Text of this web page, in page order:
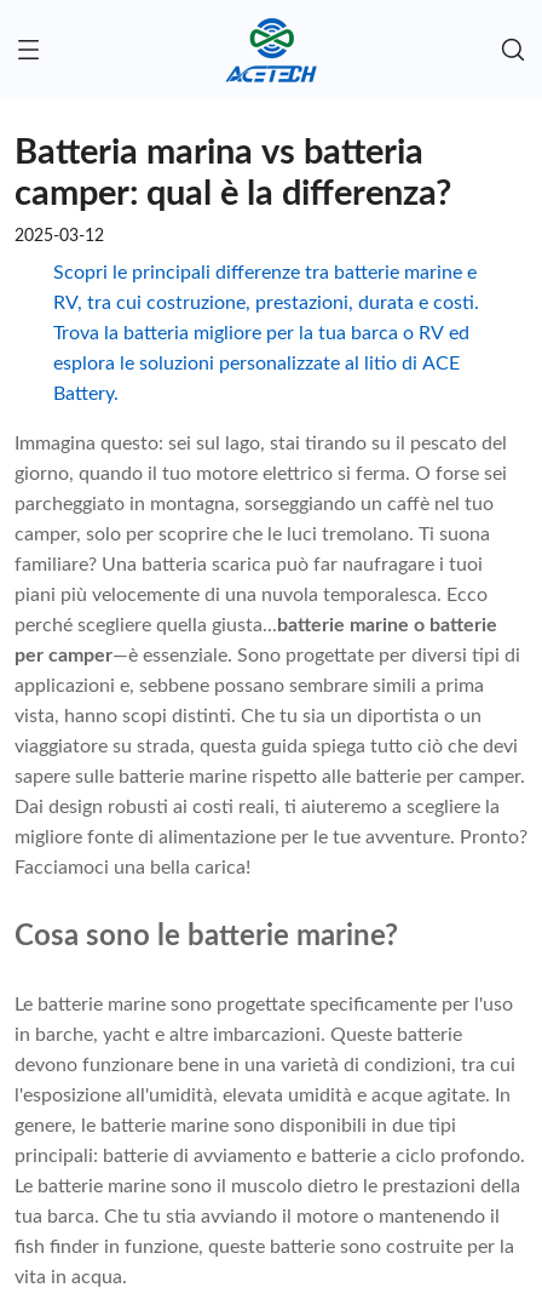
Batteria marina vs batteria
camper: qual è la differenza?
2025-03-12
Scopri le principali differenze tra batterie marine e
RV, tra cui costruzione, prestazioni, durata e costi.
Trova la batteria migliore per la tua barca o RV ed
esplora le soluzioni personalizzate al litio di ACE
Battery.
Immagina questo: sei sul lago, stai tirando su il pescato del
giorno, quando il tuo motore elettrico si ferma. O forse sei
parcheggiato in montagna, sorseggiando un caffè nel tuo
camper, solo per scoprire che le luci tremolano. Ti suona
familiare? Una batteria scarica può far naufragare i tuoi
piani più velocemente di una nuvola temporalesca. Ecco
perché scegliere quella giusta... batterie marine o batterie
per camper—è essenziale. Sono progettate per diversi tipi di
applicazioni e, sebbene possano sembrare simili a prima
vista, hanno scopi distinti. Che tu sia un diportista o un
viaggiatore su strada, questa guida spiega tutto ciò che devi
sapere sulle batterie marine rispetto alle batterie per camper.
Dai design robusti ai costi reali, ti aiuteremo a scegliere la
migliore fonte di alimentazione per le tue avventure. Pronto?
Facciamoci una bella carica!
Cosa sono le batterie marine?
Le batterie marine sono progettate specificamente per l'uso
in barche, yacht e altre imbarcazioni. Queste batterie
devono funzionare bene in una varietà di condizioni, tra cui
l'esposizione all'umidità, elevata umidità e acque agitate. In
genere, le batterie marine sono disponibili in due tipi
principali: batterie di avviamento e batterie a ciclo profondo.
Le batterie marine sono il muscolo dietro le prestazioni della
tua barca. Che tu stia avviando il motore o mantenendo il
fish finder in funzione, queste batterie sono costruite per la
vita in acqua.